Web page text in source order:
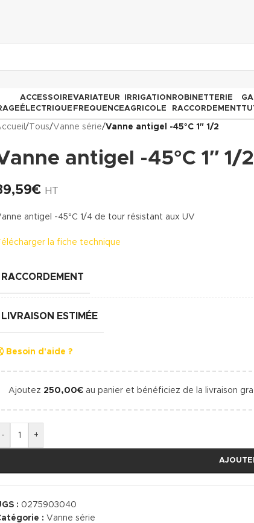
ACCESSOIRE
ÉLECTRIQUE
VARIATEUR
FREQUENCE
IRRIGATION
AGRICOLE
ROBINETTERIE
RACCORDEMENT
/ Tous/Vanne série/Vanne antigel -45°C 1″ 1/2
antigel -45°C 1″ 1/2
€ HT
antigel -45°C 1/4 de tour résistant aux UV
Télécharger la fiche technique
RACCORDEMENT
LIVRAISON ESTIMÉE
Besoin d'aide ?
Ajoutez 250,00€ au panier et bénéficiez de la livraison
- +
: 0275903040
: Vanne série